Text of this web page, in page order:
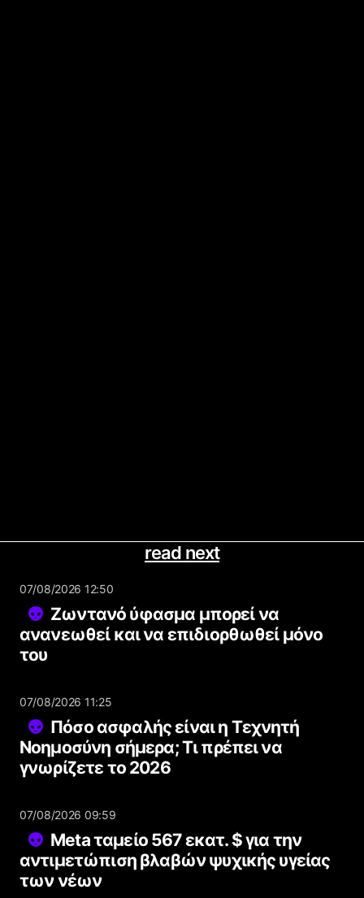
read next
07/08/2026 12:50
Ζωντανό ύφασμα μπορεί να
ανανεωθεί και να επιδιορθωθεί μόνο
του
07/08/2026 11:25
Πόσο ασφαλής είναι η Τεχνητή
Νοημοσύνη σήμερα; Τι πρέπει να
γνωρίζετε το 2026
07/08/2026 09:59
Meta ταμείο 567 εκατ. $ για την
αντιμετώπιση βλαβών ψυχικής υγείας
των νέων